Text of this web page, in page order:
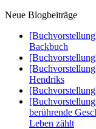
Neue Blogbeiträge
Backbuch
Hendriks
berührende
Leben zählt